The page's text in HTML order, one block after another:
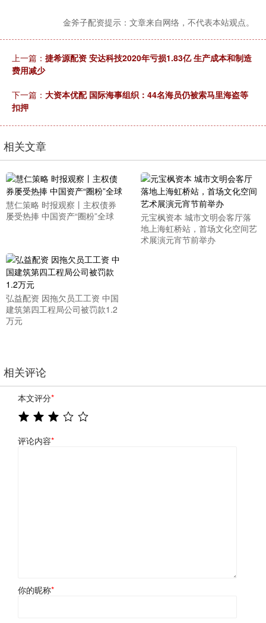
金斧子配资提示：文章来自网络，不代表本站观点。
上一篇： 捷希源配资 安达科技2020年亏损1.83亿 生产成本和制造
费用减少
下一篇： 大资本优配 国际海事组织：44名海员仍被索马里海盗等
扣押
相关文章
慧仁策略 时报观察丨主权债券
屡受热捧 中国资产“圈粉”全球
元宝枫资本 城市文明会客厅落
地上海虹桥站，首场文化空间艺
术展演元宵节前举办
弘益配资 因拖欠员工工资 中国
建筑第四工程局公司被罚款1.2
万元
相关评论
本文评分*
评论内容*
你的昵称*